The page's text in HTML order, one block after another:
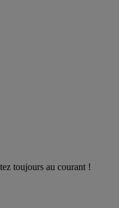
toujours au courant !